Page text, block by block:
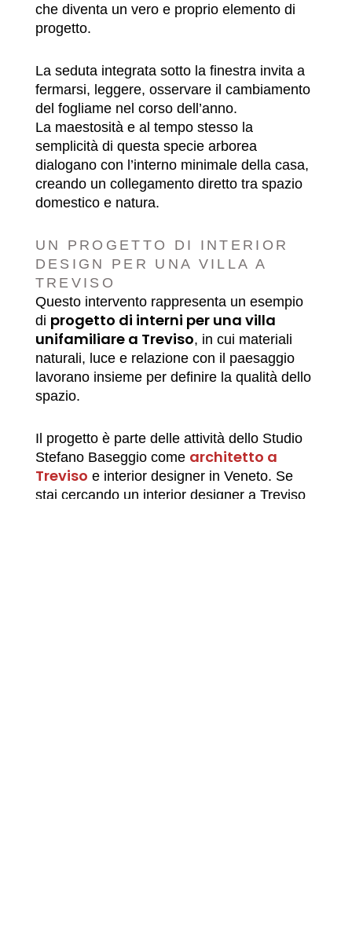
che diventa un vero e proprio elemento di
progetto.
La seduta integrata sotto la finestra invita a
fermarsi, leggere, osservare il cambiamento
del fogliame nel corso dell’anno.
La maestosità e al tempo stesso la
semplicità di questa specie arborea
dialogano con l’interno minimale della casa,
creando un collegamento diretto tra spazio
domestico e natura.
UN PROGETTO DI INTERIOR
DESIGN PER UNA VILLA A
TREVISO
Questo intervento rappresenta un esempio
di progetto di interni per una villa
unifamiliare a Treviso, in cui materiali
naturali, luce e relazione con il paesaggio
lavorano insieme per definire la qualità dello
spazio.
Il progetto è parte delle attività dello Studio
Stefano Baseggio come architetto a
Treviso e interior designer in Veneto. Se
stai cercando un interior designer a Treviso